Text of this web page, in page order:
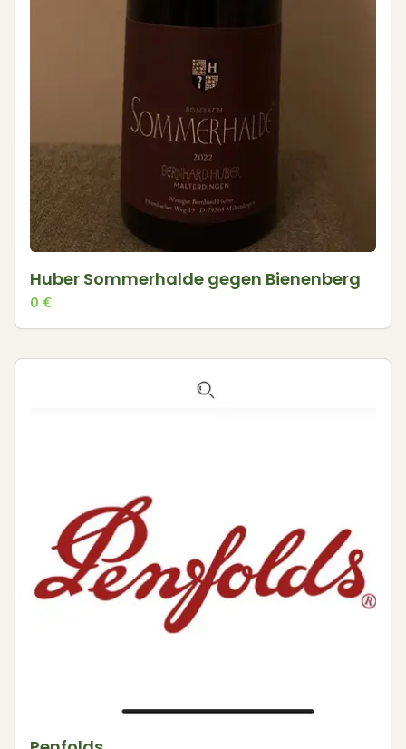
Huber Sommerhalde gegen Bienenberg
0 €